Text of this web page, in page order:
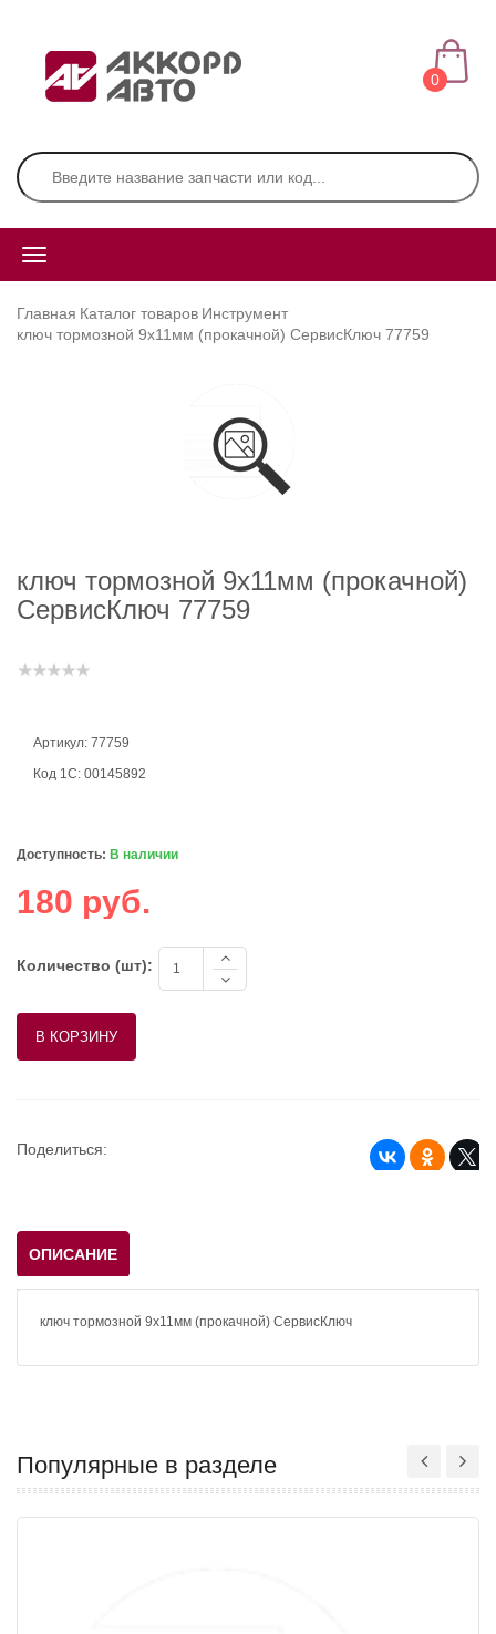
0
Главная Каталог товаров Инструмент
ключ тормозной 9х11мм (прокачной) СервисКлюч 77759
ключ тормозной 9х11мм (прокачной)
СервисКлюч 77759
Артикул: 77759
Код 1С: 00145892
Доступность: В наличии
180 руб.
Количество (шт):
Поделиться:
ОПИСАНИЕ
ключ тормозной 9х11мм (прокачной) СервисКлюч
Популярные в разделе